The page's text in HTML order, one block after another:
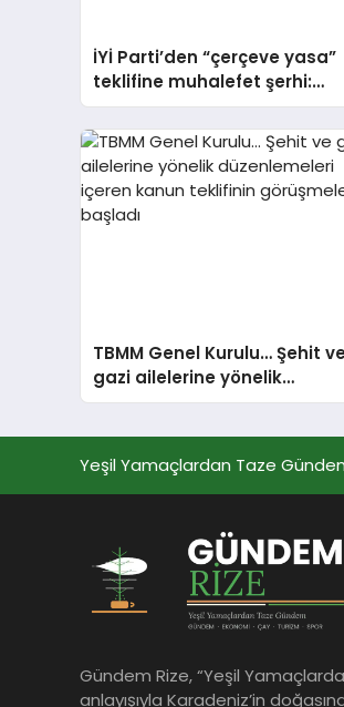
İYİ Parti’den “çerçeve yasa”
teklifine muhalefet şerhi:
“Teklifin tümü maddeleriyle
birlikte bir ihanet metnidir”
TBMM Genel Kurulu… Şehit
gazi ailelerine yönelik
düzenlemeleri içeren kanun
Yeşil Yamaçlardan Taze
Gündem Rize, “Yeşil
anlayışıyla Karadeniz’in